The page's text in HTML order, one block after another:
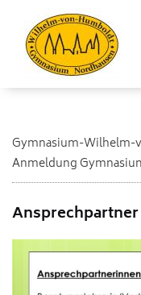
Gymnasium-
Anmeldung
Ansprechpartner